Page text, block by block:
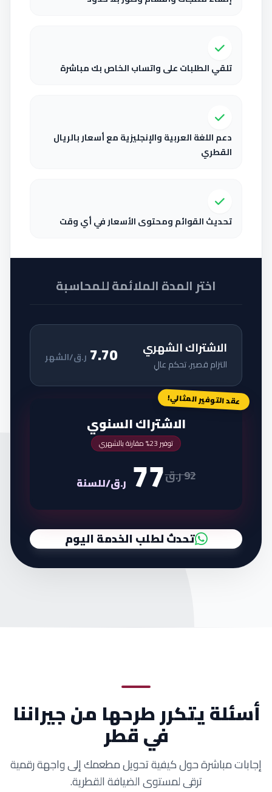
تلقي الطلبات على واتساب الخاص بك مباشرة
دعم اللغة العربية والإنجليزية مع أسعار بالريال
القطري
تحديث القوائم ومحتوى الأسعار في أي وقت
اختر المدة الملائمة للمحاسبة
الاشتراك الشهري
التزام قصير، تحكم عالِ 7.70 ر.ق/الشهر
عقد التوفير المثالي!
الاشتراك السنوي
توفير 23% مقارنة بالشهري
92 ر.ق 77 ر.ق/للسنة
تحدث لطلب الخدمة اليوم
أسئلة يتكرر طرحها من جيراننا
في قطر
إجابات مباشرة حول كيفية تحويل مطعمك إلى واجهة رقمية
ترقى لمستوى الضيافة القطرية.